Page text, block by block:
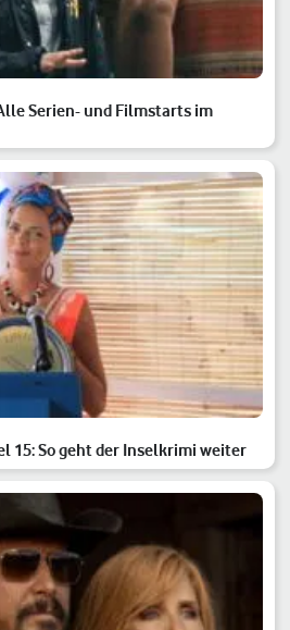
Serien- und Filmstarts im
15: So geht der Inselkrimi weiter